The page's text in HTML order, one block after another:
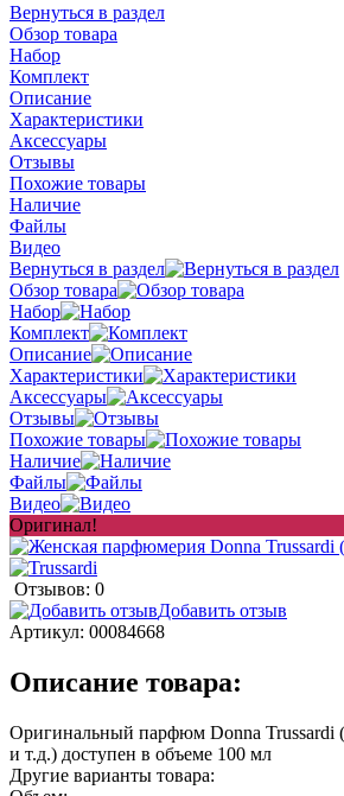
Вернуться в раздел
Обзор товара
Набор
Комплект
Описание
Характеристики
Аксессуары
Отзывы
Похожие товары
Наличие
Файлы
Видео
Вернуться в раздел
Обзор товара
Набор
Комплект
Описание
Характеристики
Аксессуары
Отзывы
Похожие товары
Наличие
Файлы
Видео
Оригинал!
Отзывов: 0
Добавить отзыв
Артикул: 00084668
Описание товара:
Оригинальный парфюм Donna Trussardi
и т.д.) доступен в объеме 100 мл
Другие варианты товара: